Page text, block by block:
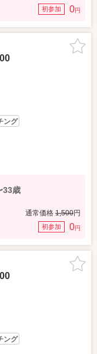
初参加 0円
ング
33歳
通常価格 1,500円
初参加 0円
ング